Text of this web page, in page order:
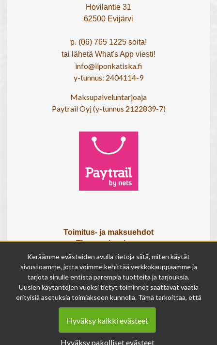
Hovilantie 31
62500 Evijärvi
p. (06) 765 1225 soita!
tai lähetä What's App viesti!
info@ilponkatiska.fi
y-tunnus: 2404114-9
Maksupalveluntarjoaja
Paytrail Oyj (y-tunnus 2122839-7)
Toimitus- ja maksuehdot
Tietosuojaseloste
Tietoa meistä
Osta lahjakortti
Tilauksen peruutuslomake
Olemme avoinna
ma - pe 9 - 17
la 9 - 14
su suljettu
Keräämme evästeiden avulla tietoja siitä, miten käytät
sivustoamme, jotta voimme kehittää verkkokauppaamme ja
tarjota sinulle entistä parempia tuotteita ja tarjouksia.
Uusien käytäntöjen vuoksi tietyt toiminnot saattavat vaatia
erityisiä asetuksia toimiakseen kunnolla. Tämä tarkoittaa, että
joissakin tapauksissa anonymisoidut tiedot voivat kertyä,
vaikka olisit kieltänyt evästeiden käytön. Näitä tietoja
käytetään ainoastaan palvelumme parantamiseen, eikä niistä
Hyväksy kaikki evästeet
Hyväksy pakolliset evästeet